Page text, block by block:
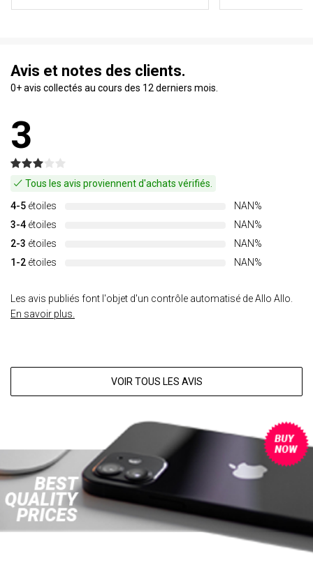
Avis et notes des clients.
0+ avis collectés au cours des 12 derniers mois.
3
Tous les avis proviennent d'achats vérifiés.
4-5 étoiles
NAN%
3-4 étoiles
NAN%
2-3 étoiles
NAN%
1-2 étoiles NAN%
Les avis publiés font l'objet d'un contrôle automatisé de Allo Allo.
En savoir plus.
VOIR TOUS LES AVIS